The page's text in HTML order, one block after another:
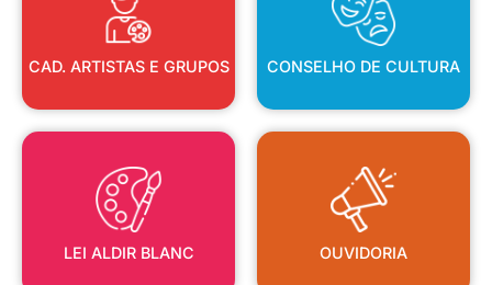
CAD. ARTISTAS E GRUPOS CONSELHO DE CULTURA
LEI ALDIR BLANC
LEI ALDIR BLANC
OUVIDORIA
OUVIDORIA